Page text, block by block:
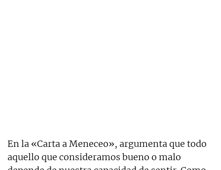
En la «Carta a Meneceo», argumenta que todo
aquello que consideramos bueno o malo